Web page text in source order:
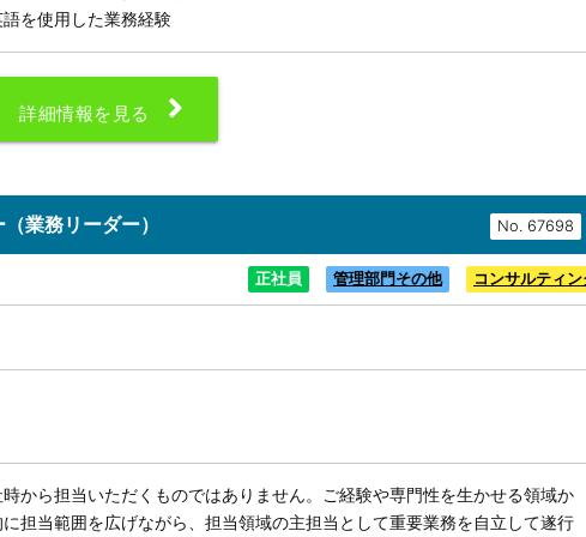
語を使用した業務経験
詳細情報を見る
No.
業務リーダー）
正社員 管理部門その他 コンサルティン
から担当いただくものではありません。ご経験や専門性を生かせる領域か
担当範囲を広げながら、担当領域の主担当として重要業務を自立して遂行